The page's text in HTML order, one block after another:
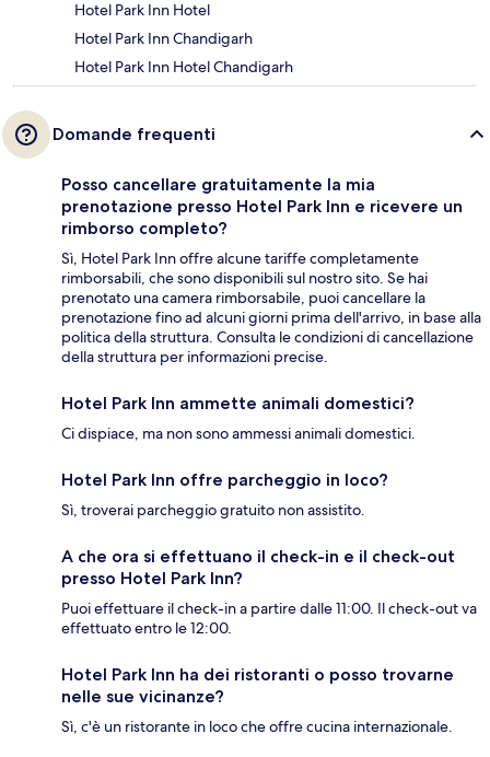
Hotel Park Inn Hotel
Hotel Park Inn Chandigarh
Hotel Park Inn Hotel Chandigarh
Domande frequenti
Posso cancellare gratuitamente la mia
prenotazione presso Hotel Park Inn e ricevere un
rimborso completo?
Sì, Hotel Park Inn offre alcune tariffe completamente
rimborsabili, che sono disponibili sul nostro sito. Se hai
prenotato una camera rimborsabile, puoi cancellare la
prenotazione fino ad alcuni giorni prima dell'arrivo, in base alla
politica della struttura. Consulta le condizioni di cancellazione
della struttura per informazioni precise.
Hotel Park Inn ammette animali domestici?
Ci dispiace, ma non sono ammessi animali domestici.
Hotel Park Inn offre parcheggio in loco?
Sì, troverai parcheggio gratuito non assistito.
A che ora si effettuano il check-in e il check-out
presso Hotel Park Inn?
Puoi effettuare il check-in a partire dalle 11:00. Il check-out va
effettuato entro le 12:00.
Hotel Park Inn ha dei ristoranti o posso trovarne
nelle sue vicinanze?
Sì, c'è un ristorante in loco che offre cucina internazionale.